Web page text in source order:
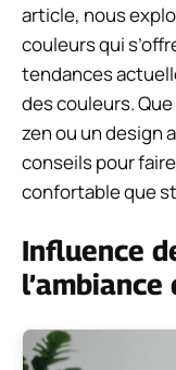
article, nous
couleurs qui
tendances
des couleurs.
zen ou un design
conseils pour
confortable que
Influence